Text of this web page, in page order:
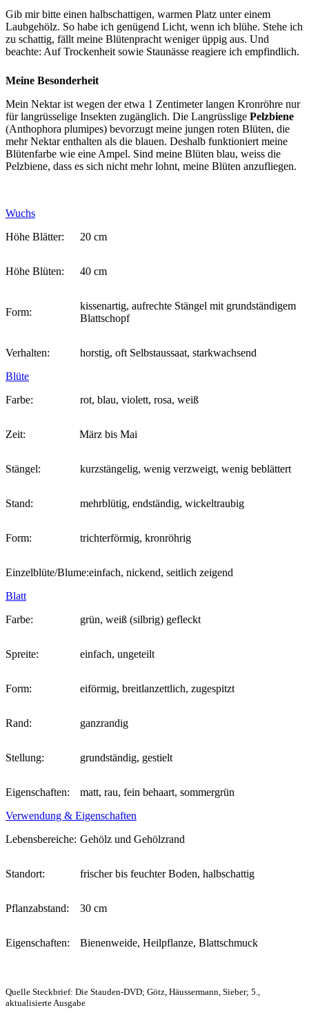
Gib mir bitte einen halbschattigen, warmen Platz unter einem
Laubgehölz. So habe ich genügend Licht, wenn ich blühe. Stehe ich
zu schattig, fällt meine Blütenpracht weniger üppig aus. Und
beachte: Auf Trockenheit sowie Staunässe reagiere ich empfindlich.
Meine Besonderheit
Mein Nektar ist wegen der etwa 1 Zentimeter langen Kronröhre nur
für langrüsselige Insekten zugänglich. Die Langrüsslige Pelzbiene
(Anthophora plumipes) bevorzugt meine jungen roten Blüten, die
mehr Nektar enthalten als die blauen. Deshalb funktioniert meine
Blütenfarbe wie eine Ampel. Sind meine Blüten blau, weiss die
Pelzbiene, dass es sich nicht mehr lohnt, meine Blüten anzufliegen.
Wuchs
Höhe Blätter:
20 cm
Höhe Blüten: 40 cm
Form:
kissenartig, aufrechte Stängel mit grundständigem
Blattschopf
Verhalten:
horstig, oft Selbstaussaat, starkwachsend
Blüte
Farbe:
rot, blau, violett, rosa, weiß
Zeit: März bis Mai
Stängel: kurzstängelig, wenig verzweigt, wenig beblättert
Stand: mehrblütig, endständig, wickeltraubig
Form: trichterförmig, kronröhrig
Einzelblüte/Blume:einfach, nickend, seitlich zeigend
Blatt
Farbe:
grün, weiß (silbrig) gefleckt
Spreite: einfach, ungeteilt
Form: eiförmig, breitlanzettlich, zugespitzt
Rand: ganzrandig
Stellung: grundständig, gestielt
Eigenschaften:
matt, rau, fein behaart, sommergrün
Verwendung & Eigenschaften
Lebensbereiche: Gehölz und Gehölzrand
Standort: frischer bis feuchter Boden, halbschattig
Pflanzabstand: 30 cm
Eigenschaften: Bienenweide, Heilpflanze, Blattschmuck
Quelle Steckbrief: Die Stauden-DVD; Götz, Häussermann, Sieber; 5.,
aktualisierte Ausgabe